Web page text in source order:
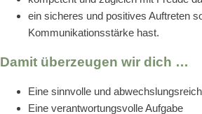
ein sicheres und positives Auftreten
Kommunikationsstärke hast.
Damit überzeugen wir dich …
Eine sinnvolle und
Eine verantwortungsvolle Aufgabe